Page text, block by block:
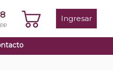
Ingresar